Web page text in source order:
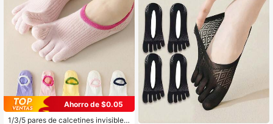
Ahorro de $0.05
1/3/5 pares de calcetines invisibles